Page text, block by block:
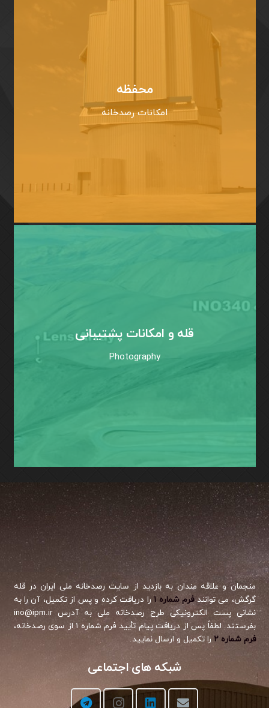
محفظه
امکانات رصدخانه
قله و امکانات پشتیبانی
Photography
منجمان و علاقه مندان به بازدید از سایت رصدخانه ملی ایران در قله
گرگش، می توانندفرم شماره ۱
را دریافت کرده و پس از تکمیل، آن را به
نشانی پست الکترونیکی طرح رصدخانه ملی به آدرس ino@ipm.ir
بفرستند. لطفاً پس از دریافت پیام تأیید فرم شماره ۱ از سوی رصدخانه،
فرم شماره ۲
را تکمیل و ارسال نمایید.
شبکه های اجتماعی